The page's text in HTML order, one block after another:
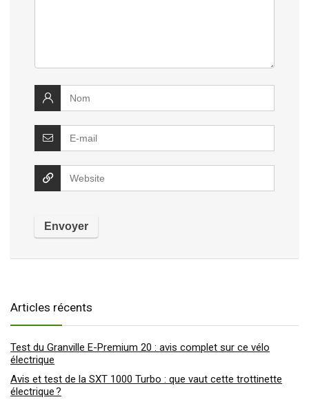
Articles récents
Test du Granville E-Premium 20 : avis complet sur ce vélo
électrique
Avis et test de la SXT 1000 Turbo : que vaut cette trottinette
électrique ?